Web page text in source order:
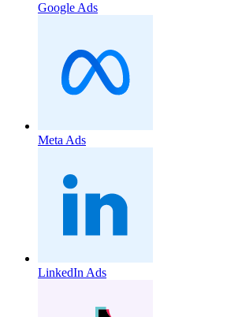
Google Ads
Meta Ads
LinkedIn Ads